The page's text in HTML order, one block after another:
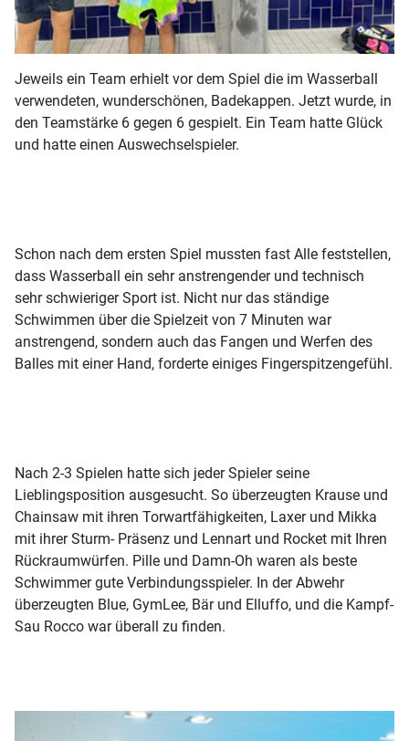
Jeweils ein Team erhielt vor dem Spiel die im Wasserball
verwendeten, wunderschönen, Badekappen. Jetzt wurde, in
den Teamstärke 6 gegen 6 gespielt. Ein Team hatte Glück
und hatte einen Auswechselspieler.
Schon nach dem ersten Spiel mussten fast Alle feststellen,
dass Wasserball ein sehr anstrengender und technisch
sehr schwieriger Sport ist. Nicht nur das ständige
Schwimmen über die Spielzeit von 7 Minuten war
anstrengend, sondern auch das Fangen und Werfen des
Balles mit einer Hand, forderte einiges Fingerspitzengefühl.
Nach 2-3 Spielen hatte sich jeder Spieler seine
Lieblingsposition ausgesucht. So überzeugten Krause und
Chainsaw mit ihren Torwartfähigkeiten, Laxer und Mikka
mit ihrer Sturm- Präsenz und Lennart und Rocket mit Ihren
Rückraumwürfen. Pille und Damn-Oh waren als beste
Schwimmer gute Verbindungsspieler. In der Abwehr
überzeugten Blue, GymLee, Bär und Elluffo, und die Kampf-
Sau Rocco war überall zu finden.